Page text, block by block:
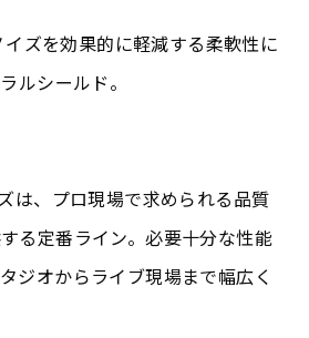
イズを効果的に軽減する柔軟性に
ルシールド。
は、プロ現場で求められる品質
る定番ライン。必要十分な性能
ジオからライブ現場まで幅広く